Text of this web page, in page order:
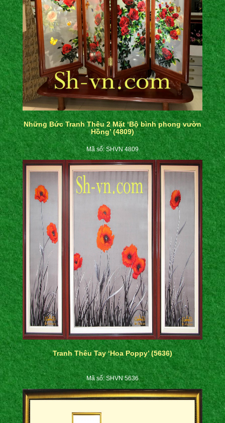
Những Bức Tranh Thêu 2 Mặt ‘Bộ bình phong vườn
Hồng’ (4809)
Mã số: SHVN 4809
Tranh Thêu Tay ‘Hoa Poppy’ (5636)
Mã số: SHVN 5636